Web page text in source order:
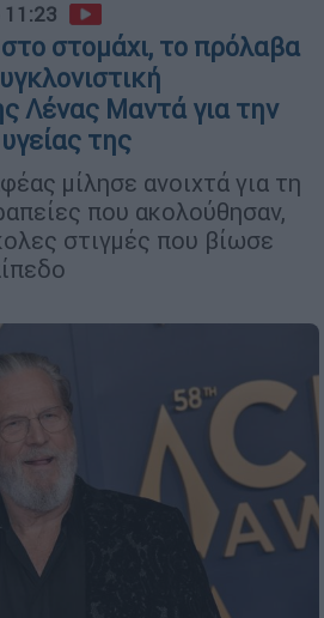
στομάχι, το πρόλαβα
Λένας Μαντά για την
της
μίλησε ανοιχτά για τη
που ακολούθησαν,
στιγμές που βίωσε